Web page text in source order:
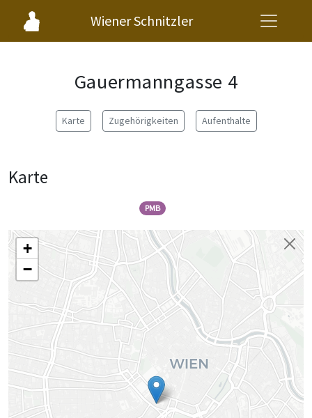
Wiener Schnitzler
Gauermanngasse 4
Karte Zugehörigkeiten Aufenthalte
Karte
PMB
+
−